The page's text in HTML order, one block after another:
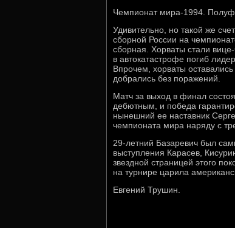
Чемпионат мира-1994.
Удивительно, но такой же
сборной России на
сборная. Хорваты стали
в автокатастрофе погиб
Впрочем, хорваты
добрались без поражений.
Матч за выход в финал
дебютным, и победа
нынешний ее наставник
чемпионата мира наряду с
29-летний Базаревич был
выступления Карасев,
звездной страницей этого
на турнире царила
Евгений Трушин.